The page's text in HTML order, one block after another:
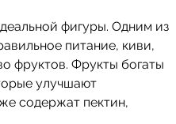
фигуры. Одним из
питание, киви,
фруктов. Фрукты богаты
улучшают
содержат пектин,